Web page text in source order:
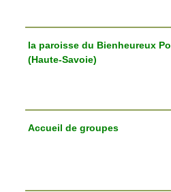
la paroisse du Bienheureux
(Haute-Savoie)
Accueil de groupes